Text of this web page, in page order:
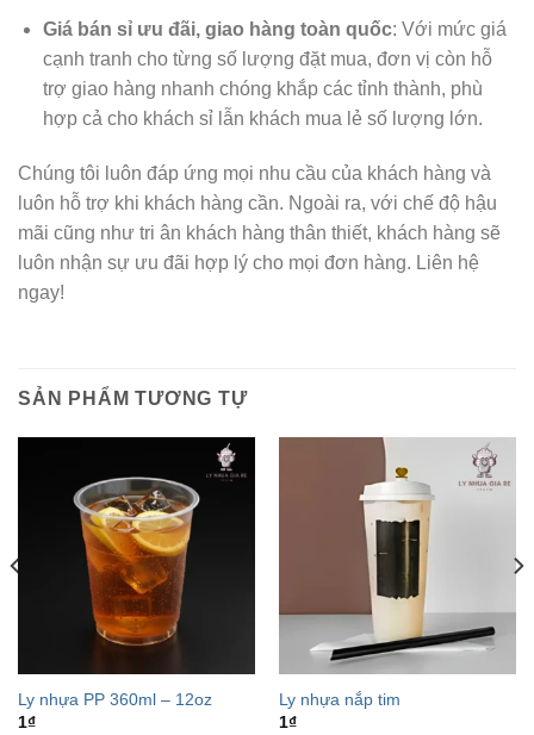
Giá bán sỉ ưu đãi, giao hàng toàn quốc: Với mức giá
cạnh tranh cho từng số lượng đặt mua, đơn vị còn hỗ
trợ giao hàng nhanh chóng khắp các tỉnh thành, phù
hợp cả cho khách sỉ lẫn khách mua lẻ số lượng lớn.
Chúng tôi luôn đáp ứng mọi nhu cầu của khách hàng và
luôn hỗ trợ khi khách hàng cần. Ngoài ra, với chế độ hậu
mãi cũng như tri ân khách hàng thân thiết, khách hàng sẽ
luôn nhận sự ưu đãi hợp lý cho mọi đơn hàng. Liên hệ
ngay!
SẢN PHẨM TƯƠNG TỰ
Ly nhựa PP 360ml – 12oz
1₫
Ly nhựa nắp tim
1₫